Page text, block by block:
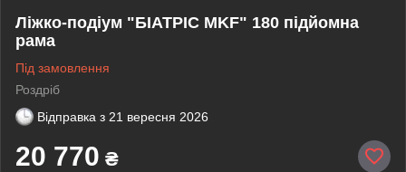
Ліжко-подіум "БІАТРІС MKF" 180 підйомна
рама
Під замовлення
Роздріб
Відправка з 21 вересня 2026
20 770 ₴